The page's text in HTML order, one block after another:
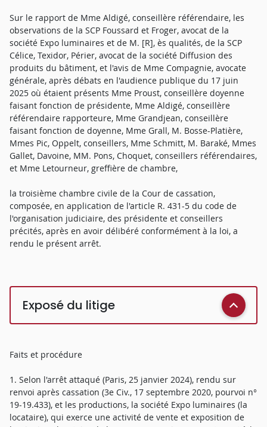
Sur le rapport de Mme Aldigé, conseillère référendaire, les
observations de la SCP Foussard et Froger, avocat de la
société Expo luminaires et de M. [R], ès qualités, de la SCP
Célice, Texidor, Périer, avocat de la société Diffusion des
produits du bâtiment, et l'avis de Mme Compagnie, avocate
générale, après débats en l'audience publique du 17 juin
2025 où étaient présents Mme Proust, conseillère doyenne
faisant fonction de présidente, Mme Aldigé, conseillère
référendaire rapporteure, Mme Grandjean, conseillère
faisant fonction de doyenne, Mme Grall, M. Bosse-Platière,
Mmes Pic, Oppelt, conseillers, Mme Schmitt, M. Baraké, Mmes
Gallet, Davoine, MM. Pons, Choquet, conseillers référendaires,
et Mme Letourneur, greffière de chambre,
la troisième chambre civile de la Cour de cassation,
composée, en application de l'article R. 431-5 du code de
l'organisation judiciaire, des présidente et conseillers
précités, après en avoir délibéré conformément à la loi, a
rendu le présent arrêt.
Exposé du litige
Faits et procédure
1. Selon l'arrêt attaqué (Paris, 25 janvier 2024), rendu sur
renvoi après cassation (3e Civ., 17 septembre 2020, pourvoi n°
19-19.433), et les productions, la société Expo luminaires (la
locataire), qui exerce une activité de vente et exposition de